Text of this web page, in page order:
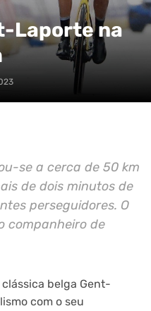
Laporte na
se a cerca de 50 km
de dois minutos de
perseguidores. O
companheiro de
belga Gent-
com o seu